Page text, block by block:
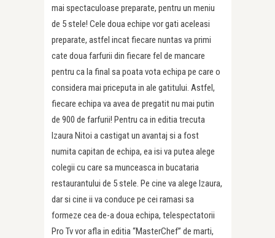
mai spectaculoase preparate, pentru un meniu
de 5 stele! Cele doua echipe vor gati aceleasi
preparate, astfel incat fiecare nuntas va primi
cate doua farfurii din fiecare fel de mancare
pentru ca la final sa poata vota echipa pe care o
considera mai priceputa in ale gatitului. Astfel,
fiecare echipa va avea de pregatit nu mai putin
de 900 de farfurii! Pentru ca in editia trecuta
Izaura Nitoi a castigat un avantaj si a fost
numita capitan de echipa, ea isi va putea alege
colegii cu care sa munceasca in bucataria
restaurantului de 5 stele. Pe cine va alege Izaura,
dar si cine ii va conduce pe cei ramasi sa
formeze cea de-a doua echipa, telespectatorii
Pro Tv vor afla in editia “MasterChef” de marti,